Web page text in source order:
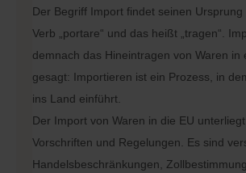
Der Begriff Import findet seinen Ursprung
Verb „portare“ und das heißt „tragen“.
demnach das Hineintragen von Waren in
gesagt: Importieren ist ein Prozess, in
ins Land einführt.
Der Import von Waren in die EU
Vorschriften und Regelungen. Es sind
Handelsbeschränkungen,